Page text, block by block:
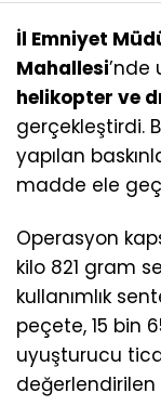
İl Emniyet
Mahallesi
helikopter ve
gerçekleştirdi.
yapılan
madde ele
Operasyon
kilo 821 gram
kullanımlık
peçete, 15 bin
uyuşturucu